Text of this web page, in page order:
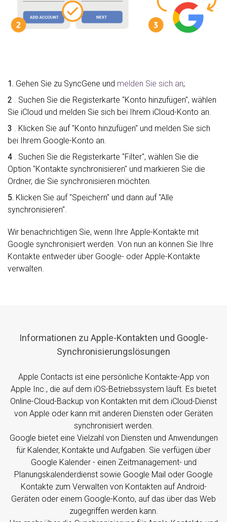
1. Gehen Sie zu SyncGene und melden Sie sich an;
2 . Suchen Sie die Registerkarte "Konto hinzufügen", wählen
Sie iCloud und melden Sie sich bei Ihrem iCloud-Konto an.
3 . Klicken Sie auf "Konto hinzufügen" und melden Sie sich
bei Ihrem Google-Konto an.
4 . Suchen Sie die Registerkarte "Filter", wählen Sie die
Option "Kontakte synchronisieren" und markieren Sie die
Ordner, die Sie synchronisieren möchten.
5. Klicken Sie auf "Speichern" und dann auf "Alle
synchronisieren".
Wir benachrichtigen Sie, wenn Ihre Apple-Kontakte mit
Google synchronisiert werden. Von nun an können Sie Ihre
Kontakte entweder über Google- oder Apple-Kontakte
verwalten.
Informationen zu Apple-Kontakten und Google-
Synchronisierungslösungen
Apple Contacts ist eine persönliche Kontakte-App von
Apple Inc., die auf dem iOS-Betriebssystem läuft. Es bietet
Online-Cloud-Backup von Kontakten mit dem iCloud-Dienst
von Apple oder kann mit anderen Diensten oder Geräten
synchronisiert werden.
Google bietet eine Vielzahl von Diensten und Anwendungen
für Kalender, Kontakte und Aufgaben. Sie verfügen über
Google Kalender - einen Zeitmanagement- und
Planungskalenderdienst sowie Google Mail oder Google
Kontakte zum Verwalten von Kontakten auf Android-
Geräten oder einem Google-Konto, auf das über das Web
zugegriffen werden kann.